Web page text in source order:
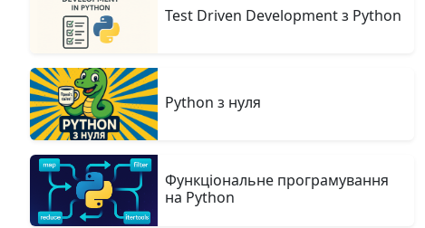
Test Driven Development з Python
Python з нуля
Функціональне програмування
на Python